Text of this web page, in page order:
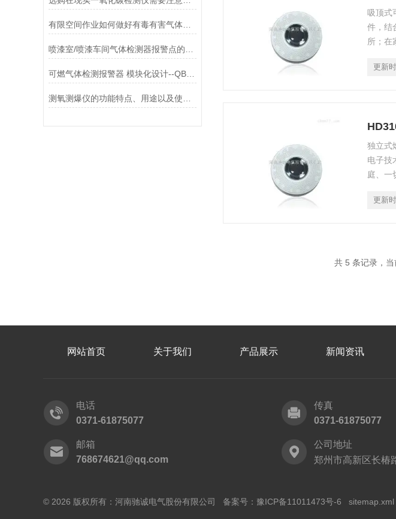
有限空间作业如何做好有毒有害气体的防治
可燃气体检测报警器 模块化设计--QB2000N
吸顶式
件，结
所；在
体探
更新
独立式
电子技
庭、一
将忠
更新
共 5 条记录，
网站首页 关于我们 产品展示 新闻资讯
电话
0371-61875077
传真
0371-61875077
邮箱
768674621@qq.com
公司地址
© 2026 版权所有：河南驰诚电气股份有限公司 备案号： 豫ICP备11011473号-6 sitemap.xml